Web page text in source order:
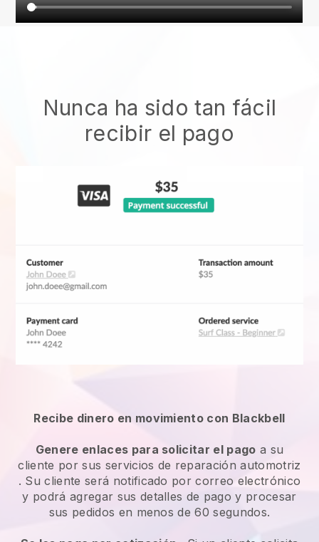
Nunca ha sido tan fácil
recibir el pago
Recibe dinero en movimiento con Blackbell
Genere enlaces para solicitar el pago a su
cliente por sus servicios de reparación automotriz
. Su cliente será notificado por correo electrónico
y podrá agregar sus detalles de pago y procesar
sus pedidos en menos de 60 segundos.